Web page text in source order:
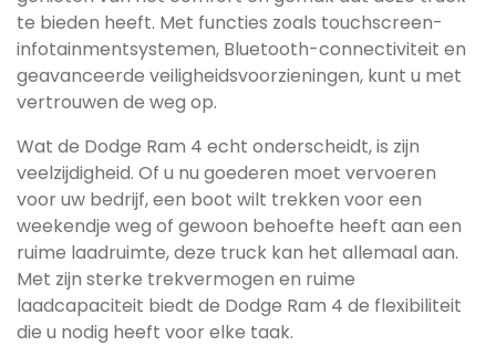
te bieden heeft. Met functies zoals touchscreen-
infotainmentsystemen, Bluetooth-connectiviteit en
geavanceerde veiligheidsvoorzieningen, kunt u met
vertrouwen de weg op.
Wat de Dodge Ram 4 echt onderscheidt, is zijn
veelzijdigheid. Of u nu goederen moet vervoeren
voor uw bedrijf, een boot wilt trekken voor een
weekendje weg of gewoon behoefte heeft aan een
ruime laadruimte, deze truck kan het allemaal aan.
Met zijn sterke trekvermogen en ruime
laadcapaciteit biedt de Dodge Ram 4 de flexibiliteit
die u nodig heeft voor elke taak.